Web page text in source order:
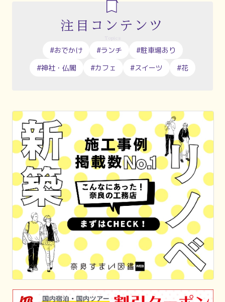
注目コンテンツ
#おでかけ #ランチ
#駐車場あり
#神社・仏閣
#カフェ #スイーツ #花